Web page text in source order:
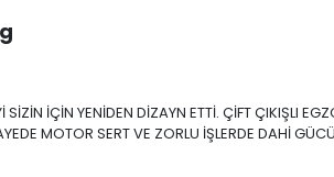
İÇİN YENİDEN DİZAYN ETTİ. ÇİFT ÇIKIŞLI
MOTOR SERT VE ZORLU İŞLERDE DAHİ